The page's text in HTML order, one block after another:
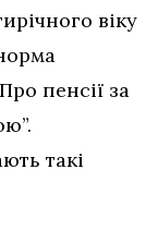
віку
пенсії за
такі